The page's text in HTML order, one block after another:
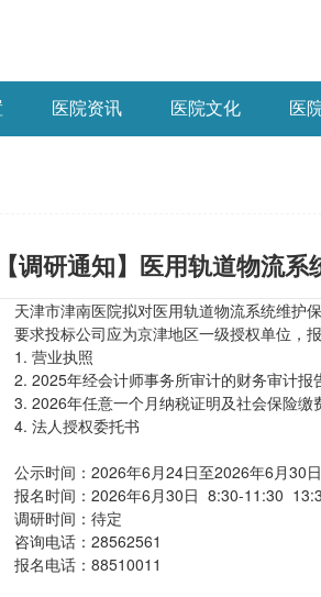
医院资讯 医院文化 医
【调研通知】医用轨道物流系
天津市津南医院拟对医用轨道物流系统维护
要求投标公司应为京津地区一级授权单位，
1. 营业执照
2. 2025年经会计师事务所审计的财务审计报
3. 2026年任意一个月纳税证明及社会保险缴
4. 法人授权委托书
公示时间：2026年6月24日至2026年6月30日
报名时间：2026年6月30日 8:30-11:30
调研时间：待定
咨询电话：28562561
报名电话：88510011